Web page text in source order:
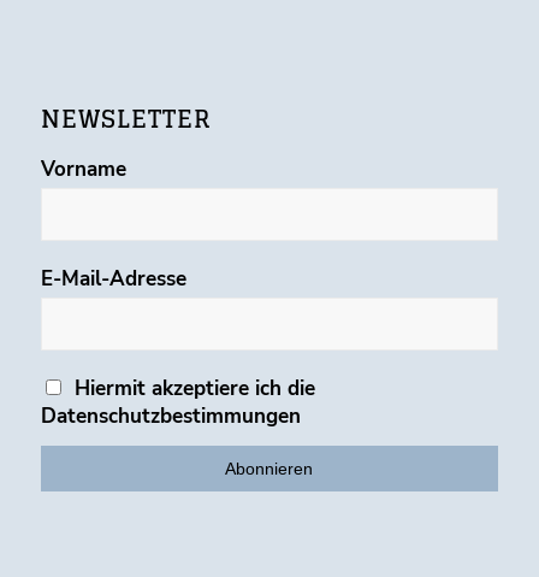
NEWSLETTER
Vorname
E-Mail-Adresse
Hiermit akzeptiere ich die
Datenschutzbestimmungen